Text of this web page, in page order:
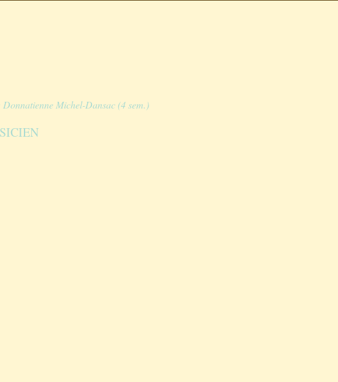
Donnatienne Michel-Dansac (4 sem.)